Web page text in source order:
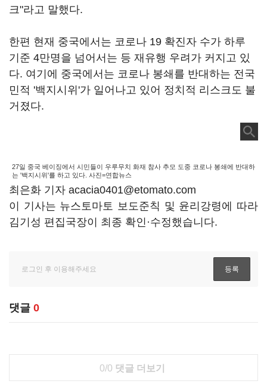
크"라고 말했다.
한편 현재 중국에서는 코로나 19 확진자 수가 하루
기준 4만명을 넘어서는 등 재유행 우려가 커지고 있
다. 여기에 중국에서는 코로나 봉쇄를 반대하는 전국
민적 '백지시위'가 일어나고 있어 정치적 리스크도 불
거졌다.
27일 중국 베이징에서 시민들이 우루무치 화재 참사 추모 도중 코로나 봉쇄에 반대하
는 '백지시위'를 하고 있다. 사진=연합뉴스
최은화 기자 acacia0401@etomato.com
이 기사는 뉴스토마토 보도준칙 및 윤리강령에 따라
김기성 편집국장이 최종 확인·수정했습니다.
댓글 0
0/0 댓글 더보기